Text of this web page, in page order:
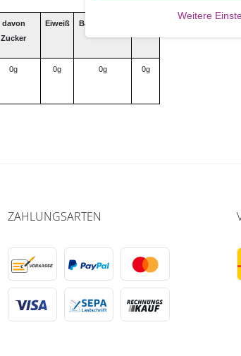
davon
Zucker
Eiweiß Ballaststoffe
0g 0g 0g 0g
ZAHLUNGSARTEN
Weitere